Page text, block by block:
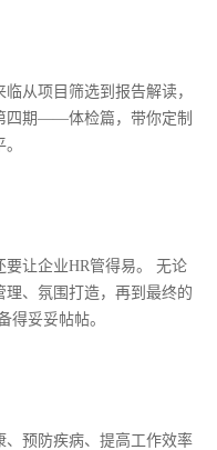
从项目筛选到报告解读，
四期——体检篇，带你定制
让企业HR管得易。 无论
、氛围打造，再到最终的
得妥妥帖帖。
预防疾病、提高工作效率